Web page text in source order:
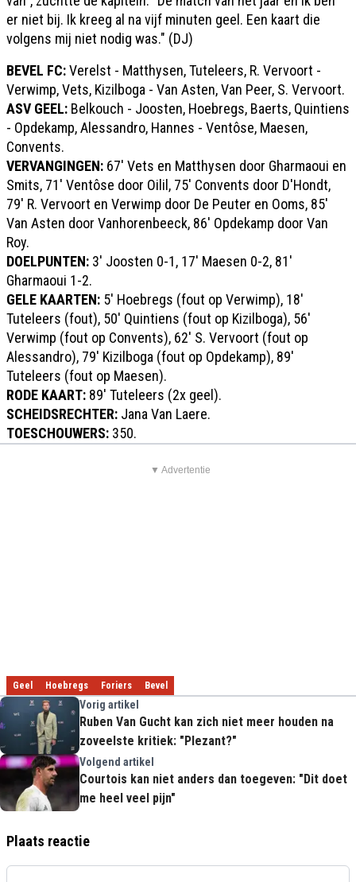
er niet bij. Ik kreeg al na vijf minuten geel. Een kaart die
volgens mij niet nodig was." (DJ)
BEVEL FC:Verelst - Matthysen, Tuteleers, R. Vervoort -
Verwimp, Vets, Kizilboga - Van Asten, Van Peer, S. Vervoort.
ASV GEEL: Belkouch - Joosten, Hoebregs, Baerts, Quintiens
- Opdekamp, Alessandro, Hannes - Ventôse, Maesen,
Convents.
VERVANGINGEN: 67' Vets en Matthysen door Gharmaoui en
Smits, 71' Ventôse door Oilil, 75' Convents door D'Hondt,
79' R. Vervoort en Verwimp door De Peuter en Ooms, 85'
Van Asten door Vanhorenbeeck, 86' Opdekamp door Van
Roy.
DOELPUNTEN: 3' Joosten 0-1, 17' Maesen 0-2, 81'
Gharmaoui 1-2.
GELE KAARTEN: 5' Hoebregs (fout op Verwimp), 18'
Tuteleers (fout), 50' Quintiens (fout op Kizilboga), 56'
Verwimp (fout op Convents), 62' S. Vervoort (fout op
Alessandro), 79' Kizilboga (fout op Opdekamp), 89'
Tuteleers (fout op Maesen).
RODE KAART: 89' Tuteleers (2x geel).
SCHEIDSRECHTER: Jana Van Laere.
TOESCHOUWERS: 350.
▼ Advertentie
Geel Hoebregs Foriers Bevel
Vorig artikel
Ruben Van Gucht kan zich niet meer houden na
zoveelste kritiek: "Plezant?"
Volgend artikel
Courtois kan niet anders dan toegeven: "Dit doet
me heel veel pijn"
Plaats reactie